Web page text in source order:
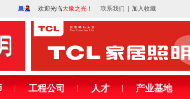
欢迎光临大豫之光 ！ 联系我们 加入收藏
工程公司 人才 产业基地